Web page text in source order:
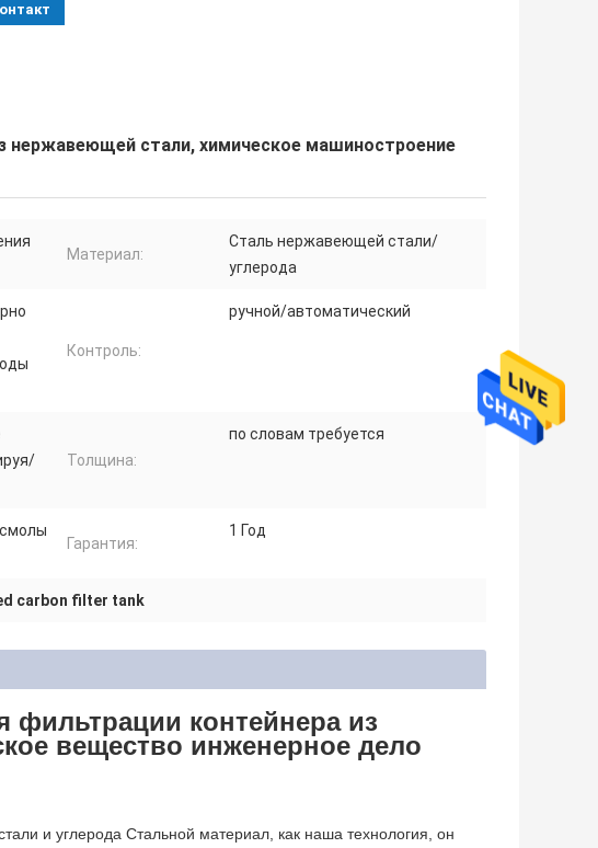
нержавеющей стали, химическое машиностроение
Материал:
Сталь нержавеющей стали/
углерода
Контроль:
ручной/автоматический
Толщина:
по словам требуется
Гарантия:
1 Год
carbon filter tank
фильтрации контейнера из
вещество инженерное дело
и углерода Стальной материал, как наша технология, он